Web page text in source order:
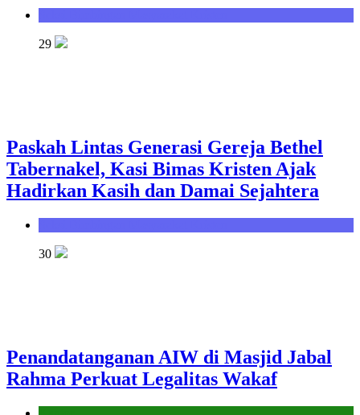
29
Paskah Lintas Generasi Gereja Bethel
Tabernakel, Kasi Bimas Kristen Ajak
Hadirkan Kasih dan Damai Sejahtera
30
Penandatanganan AIW di Masjid Jabal
Rahma Perkuat Legalitas Wakaf